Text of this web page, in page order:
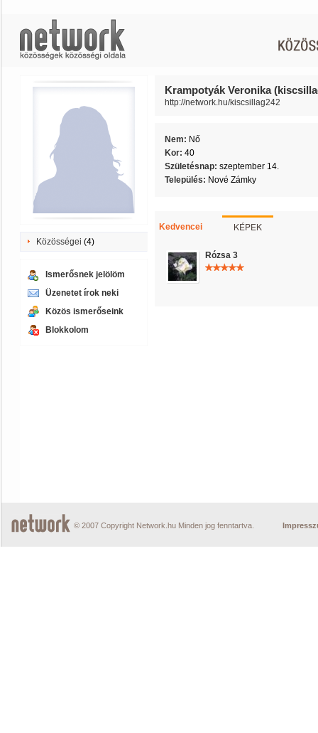
Közösségei (4)
Ismerősnek jelölöm
Üzenetet írok neki
Közös ismerőseink
Blokkolom
Krampotyák Veronika
http://network.hu/kiscsillag242
Nem: Nő
Kor: 40
Születésnap: szeptember 14.
Település: Nové Zámky
Kedvencei KÉPEK
Rózsa 3
© 2007 Copyright Network.hu Minden jog fenntartva.